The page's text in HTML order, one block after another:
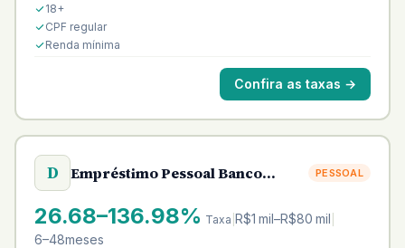
18+
CPF regular
Renda mínima
Confira as taxas →
D
Empréstimo Pessoal Banco
PESSOAL
26.68–136.98% Taxa R$1 mil–R$80 mil
6–48meses